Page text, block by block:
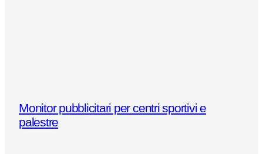
Monitor pubblicitari per centri sportivi e
palestre